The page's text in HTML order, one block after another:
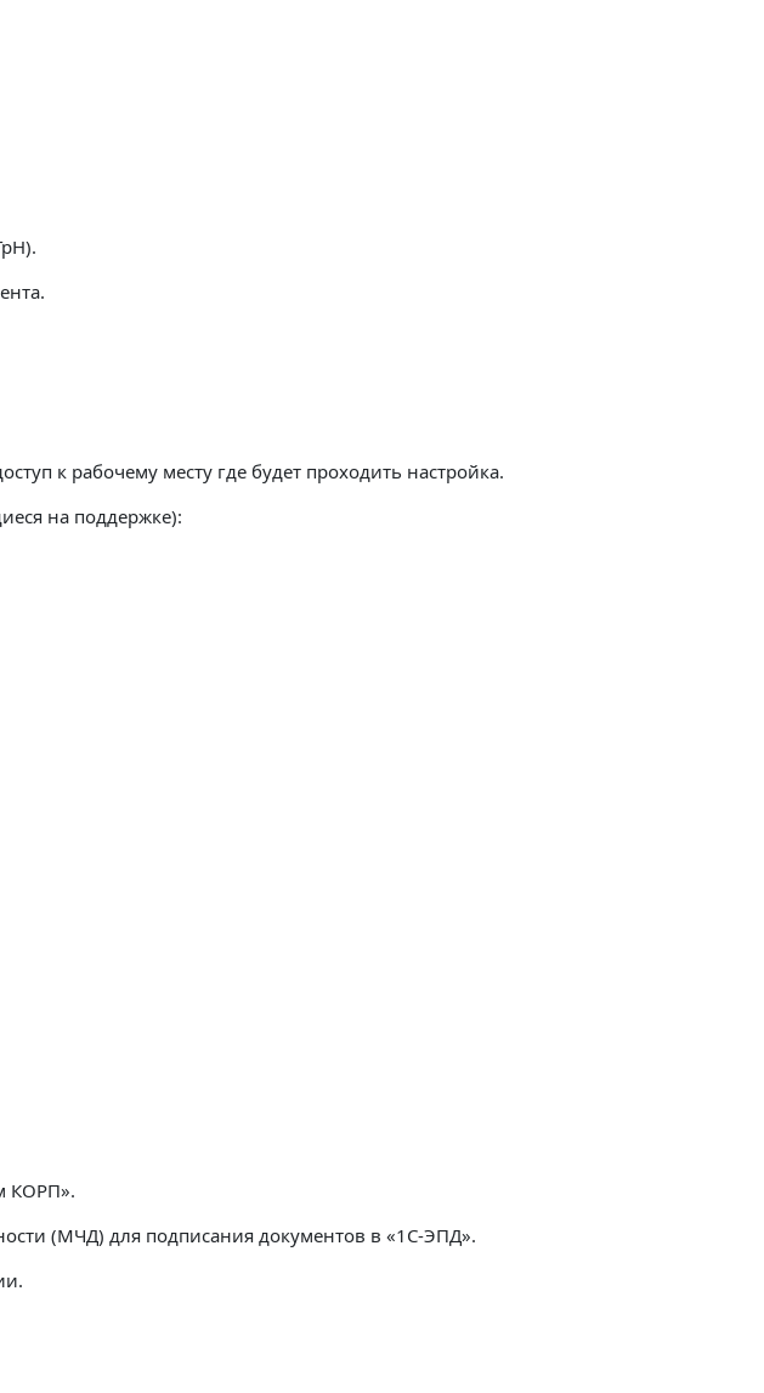
к рабочему месту где будет проходить настройка.
на поддержке):
КОРП».
(МЧД) для подписания документов в «1С-ЭПД».